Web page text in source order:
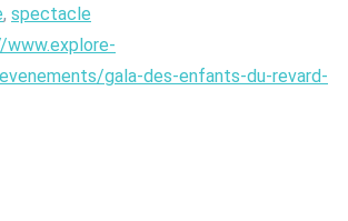
, spectacle
www.explore-
gala-des-enfants-du-revard-